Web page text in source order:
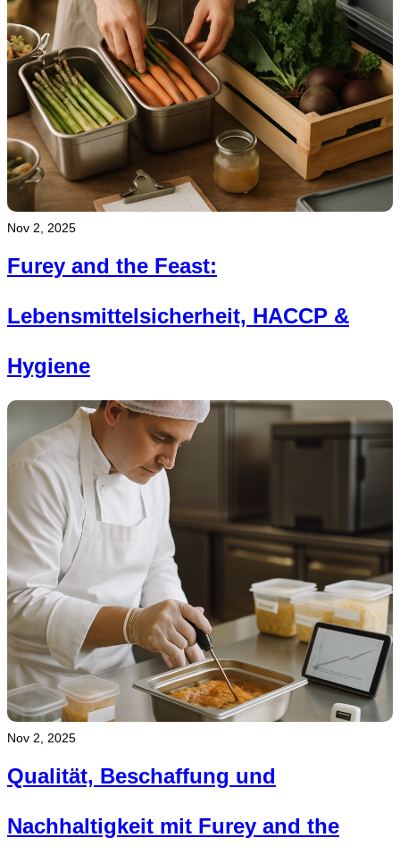
Nov 2, 2025
Furey and the Feast:
Lebensmittelsicherheit, HACCP &
Hygiene
Nov 2, 2025
Qualität, Beschaffung und
Nachhaltigkeit mit Furey and the